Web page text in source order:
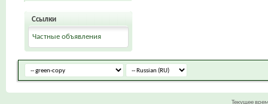
Ссылки
Частные объявления
Текущее